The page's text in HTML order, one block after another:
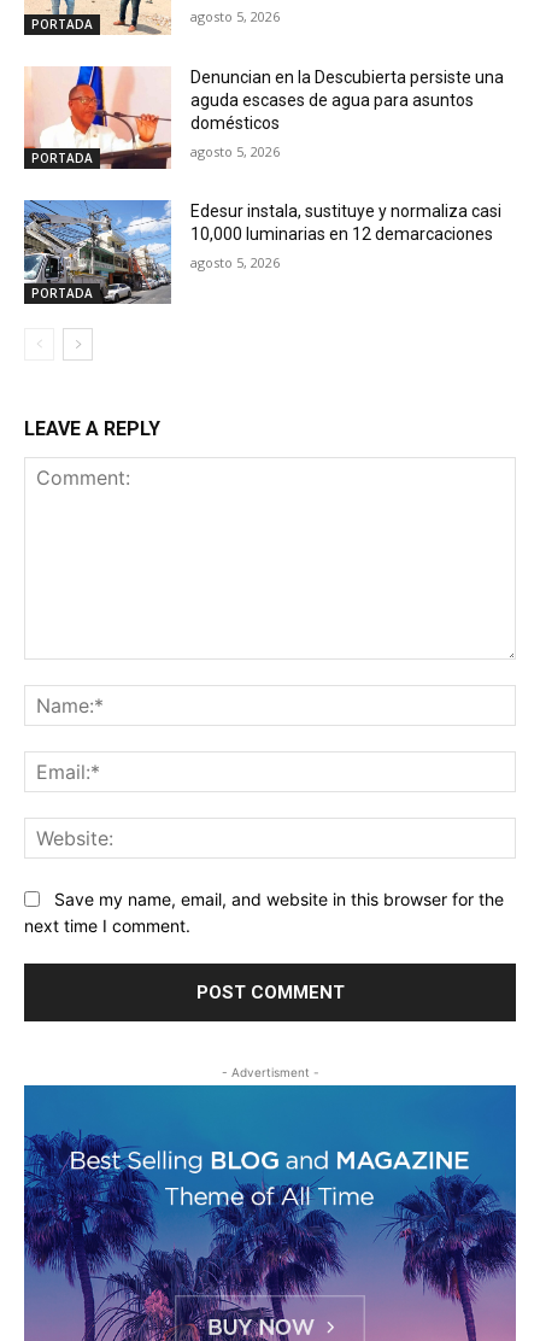
PORTADA agosto 5, 2026
PORTADA
Denuncian en la Descubierta persiste una
aguda escases de agua para asuntos
domésticos
agosto 5, 2026
PORTADA
Edesur instala, sustituye y normaliza casi
10,000 luminarias en 12 demarcaciones
agosto 5, 2026
LEAVE A REPLY
Save my name, email, and website in this browser for the
next time I comment.
- Advertisment -